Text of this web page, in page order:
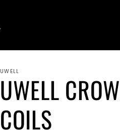
UWELL
UWELL
COILS